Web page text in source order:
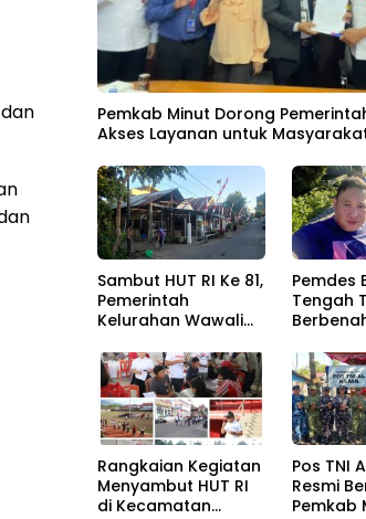
Pemkab Minut Dorong
Akses Layanan untuk
Sambut HUT RI Ke 81,
Pemerintah
Kelurahan Wawali
Bersih
Pemdes
Tengah
Rangkaian Kegiatan
Menyambut HUT RI
di Kecamatan
Pos TNI
Resmi
Pemkab